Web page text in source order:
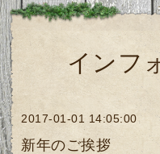
インフ
2017-01-01 14:05:00
新年のご挨拶